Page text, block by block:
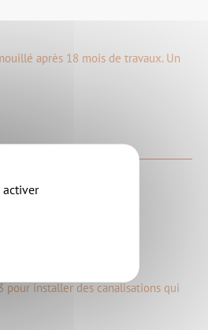
après 18 mois de travaux. Un
pour installer des canalisations qui
activer